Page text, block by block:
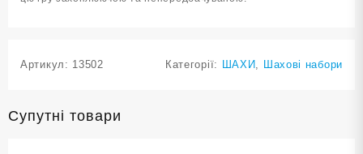
Артикул: 13502 Категорії: ШАХИ Шахові набори
Супутні товари